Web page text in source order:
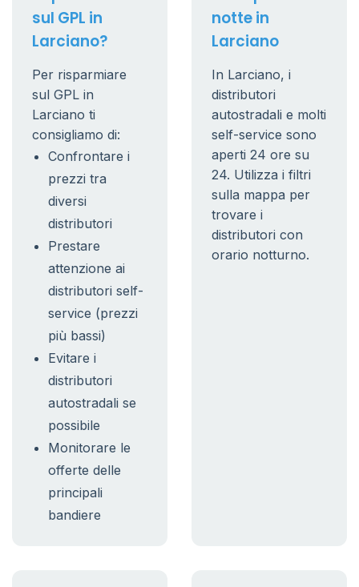
sul GPL in
Larciano?
Per risparmiare
sul GPL in
Larciano ti
consigliamo di:
Confrontare i
prezzi tra
diversi
distributori
Prestare
attenzione ai
distributori self-
service (prezzi
più bassi)
Evitare i
distributori
autostradali se
possibile
Monitorare le
offerte delle
principali
bandiere
notte in
Larciano
In Larciano, i
distributori
autostradali e molti
self-service sono
aperti 24 ore su
24. Utilizza i filtri
sulla mappa per
trovare i
distributori con
orario notturno.